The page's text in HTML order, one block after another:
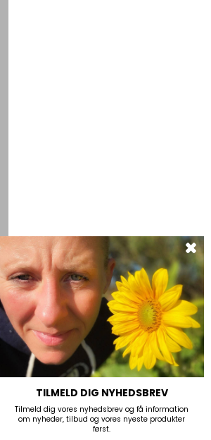
TILMELD DIG NYHEDSBREV
Tilmeld dig vores nyhedsbrev og få information
om nyheder, tilbud og vores nyeste produkter
først.